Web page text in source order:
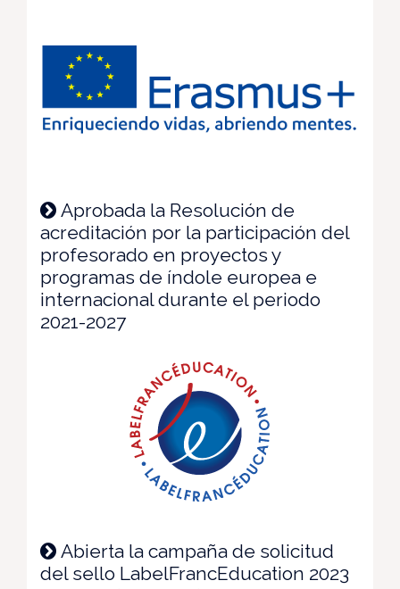
Aprobada la Resolución de
acreditación por la participación del
profesorado en proyectos y
programas de índole europea e
internacional durante el periodo
2021-2027
Abierta la campaña de solicitud
del sello LabelFrancEducation 2023